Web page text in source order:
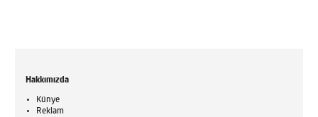
Hakkımızda
Künye
Reklam